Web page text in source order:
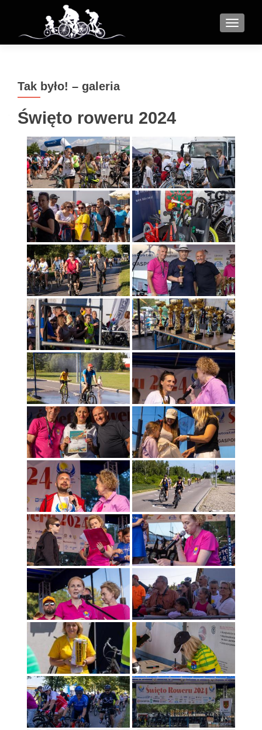
MENU
Tak było! – galeria
Święto roweru 2024